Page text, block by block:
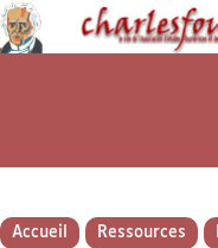
Accueil Ressources